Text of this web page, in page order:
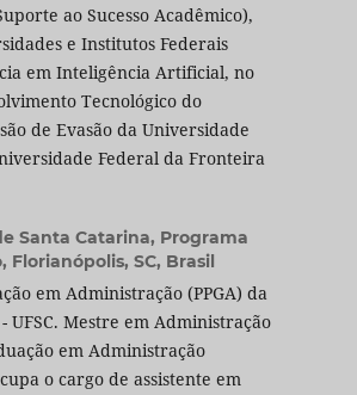
ao Sucesso Acadêmico),
e Institutos Federais
em Inteligência Artificial, no
Tecnológico do
de Evasão da Universidade
Federal da Fronteira
Santa Catarina, Programa
SC, Brasil
em Administração (PPGA) da
UFSC. Mestre em Administração
em Administração
o cargo de assistente em